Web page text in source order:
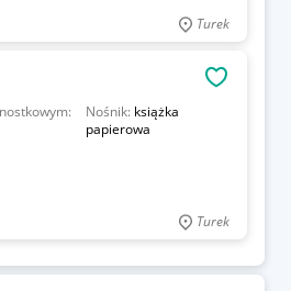
Turek
Nośnik: książka
papierowa
Turek